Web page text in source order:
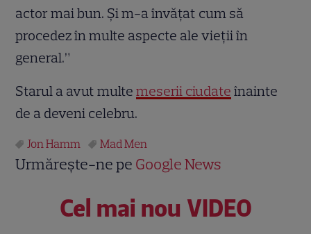
actor mai bun. Și m-a învățat cum să
procedez în multe aspecte ale vieții în
general.”
Starul a avut multemeserii ciudate înainte
de a deveni celebru.
Jon Hamm Mad Men
Urmărește-ne pe Google News
Cel mai nou VIDEO